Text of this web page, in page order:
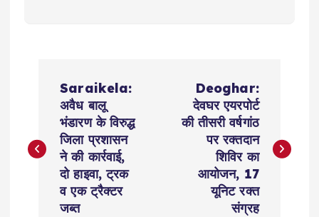
s
Saraikela:
अवैध बालू
भंडारण के विरुद्ध
जिला प्रशासन
ने की कार्रवाई,
दो हाइवा, ट्रक
व एक ट्रैक्टर
जब्त
Deoghar:
देवघर एयरपोर्ट
की तीसरी वर्षगांठ
पर रक्तदान
शिविर का
आयोजन, 17
यूनिट रक्त
संग्रह